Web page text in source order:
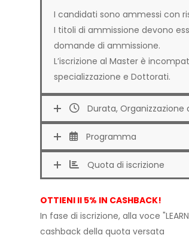
I candidati sono ammessi con
I titoli di ammissione devono
domande di ammissione.
L’iscrizione al Master è
specializzazione e Dottorati.
Durata,
Programma
Quota di iscrizione
OTTIENI Il 5% IN CASHBACK!
In fase di iscrizione, alla voce
cashback della quota versata